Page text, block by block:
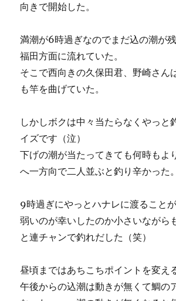
向きで開始した。
満潮が6時過ぎなのでまだ込の潮が
福田方面に流れていた。
そこで西向きの久保田君、野崎さん
も竿を曲げていた。
しかしボクは中々当たらなくやっと
イズです（泣）
下げの潮が当たってきても何時もよ
へ一方向で二人並ぶと釣り辛かった。
9時過ぎにやっとハナレに渡ること
弱いのが幸いしたのか小さいながら
と連チャンで釣れだした（笑）
昼頃まではあちこちポイントを変え
午後からの込潮は動きが無くて鯛の